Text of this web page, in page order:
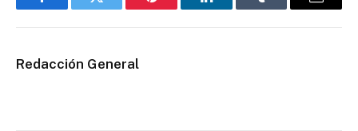
FacebookTwitter Pinterest LinkedInTumblr Email
Redacción General